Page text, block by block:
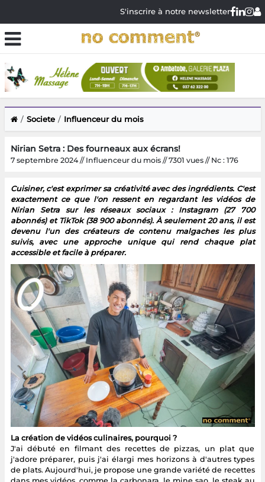
S'inscrire à notre newsletter
Societe Influenceur du mois
Nirian Setra : Des fourneaux aux écrans!
7 septembre 2024 // Influenceur du mois // 7301 vues // Nc : 176
Cuisiner, c'est exprimer sa créativité avec des ingrédients. C'est
exactement ce que l'on ressent en regardant les vidéos de
Nirian Setra sur les réseaux sociaux : Instagram (27 700
abonnés) et TikTok (38 900 abonnés). À seulement 20 ans, il est
devenu l'un des créateurs de contenu malgaches les plus
suivis, avec une approche unique qui rend chaque plat
accessible et facile à préparer.
La création de vidéos culinaires, pourquoi ?
J'ai débuté en filmant des recettes de pizzas, un plat que
j'adore préparer, puis j'ai élargi mes horizons à d'autres types
de plats. Aujourd'hui, je propose une grande variété de recettes